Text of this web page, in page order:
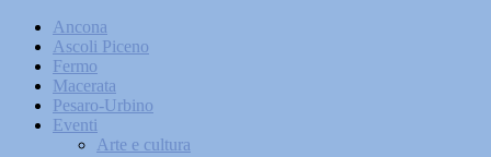
Ancona
Ascoli Piceno
Fermo
Macerata
Pesaro-Urbino
Eventi
Arte e cultura